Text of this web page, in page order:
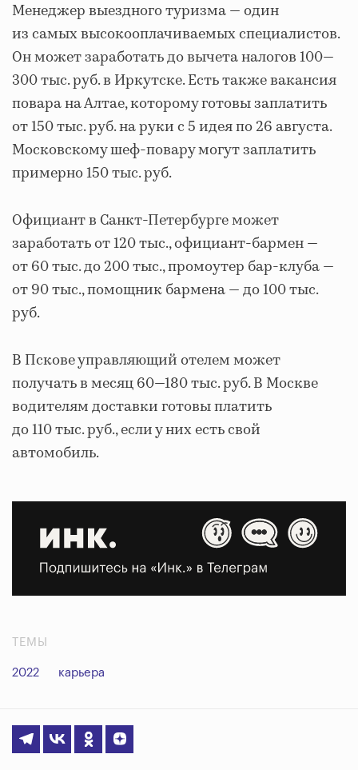
Менеджер выездного туризма — один
из самых высокооплачиваемых специалистов.
Он может заработать до вычета налогов 100—
300 тыс. руб. в Иркутске. Есть также вакансия
повара на Алтае, которому готовы заплатить
от 150 тыс. руб. на руки с 5 идея по 26 августа.
Московскому шеф-повару могут заплатить
примерно 150 тыс. руб.
Официант в Санкт-Петербурге может
заработать от 120 тыс., официант-бармен —
от 60 тыс. до 200 тыс., промоутер бар-клуба —
от 90 тыс., помощник бармена — до 100 тыс.
руб.
В Пскове управляющий отелем может
получать в месяц 60—180 тыс. руб. В Москве
водителям доставки готовы платить
до 110 тыс. руб., если у них есть свой
автомобиль.
ТЕМЫ
2022 карьера